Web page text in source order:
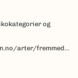
og
risikokategorier-og-kriterier